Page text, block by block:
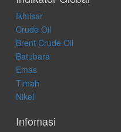
lain yang terkait dengan
tidak bertanggung jawab
dalam kondisi dan situasi
maupun tidak
Ikhtisar
Crude Oil
Brent Crude Oil
Batubara
Emas
Timah
Nikel
Infomasi